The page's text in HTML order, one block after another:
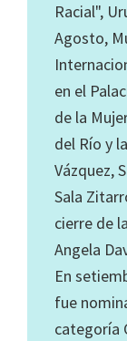
Racial",
Agosto,
en el
de la
del Río y
Vázquez,
Sala
cierre de
Angela
En
fue
categoría